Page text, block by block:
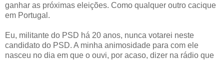
ganhar as próximas eleições. Como qualquer outro cacique
em Portugal.
Eu, militante do PSD há 20 anos, nunca votarei neste
candidato do PSD. A minha animosidade para com ele
nasceu no dia em que o ouvi, por acaso, dizer na rádio que